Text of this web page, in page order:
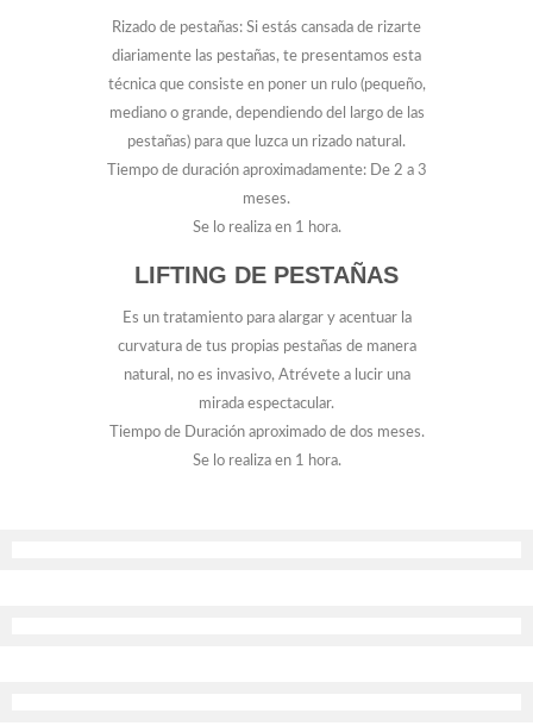
Rizado de pestañas: Si estás cansada de rizarte
diariamente las pestañas, te presentamos esta
técnica que consiste en poner un rulo (pequeño,
mediano o grande, dependiendo del largo de las
pestañas) para que luzca un rizado natural.
Tiempo de duración aproximadamente: De 2 a 3
meses.
Se lo realiza en 1 hora.
LIFTING DE PESTAÑAS
Es un tratamiento para alargar y acentuar la
curvatura de tus propias pestañas de manera
natural, no es invasivo, Atrévete a lucir una
mirada espectacular.
Tiempo de Duración aproximado de dos meses.
Se lo realiza en 1 hora.